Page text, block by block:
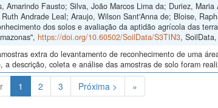
Amarindo Fausto; Silva, João Marcos Lima da; Duriez, Maria
Andrade Leal; Araujo, Wilson Sant'Anna de; Bloise,
dos solos e avaliação da aptidão agrícola das
https://doi.org/10.60502/SoilData/S3TIN3, SoilData,
extra do levantamento de reconhecimento de uma
descrição, coleta e análise das amostras de solo foram
1 (Atual)
2 3 Próxima > »